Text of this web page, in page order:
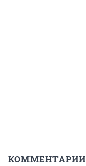
КОММЕНТАРИИ